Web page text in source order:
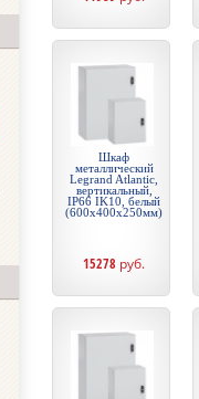
Шкаф
металлический
Legrand Atlantic,
вертикальный,
IP66 IK10, белый
(600x400x250мм)
15278 руб.